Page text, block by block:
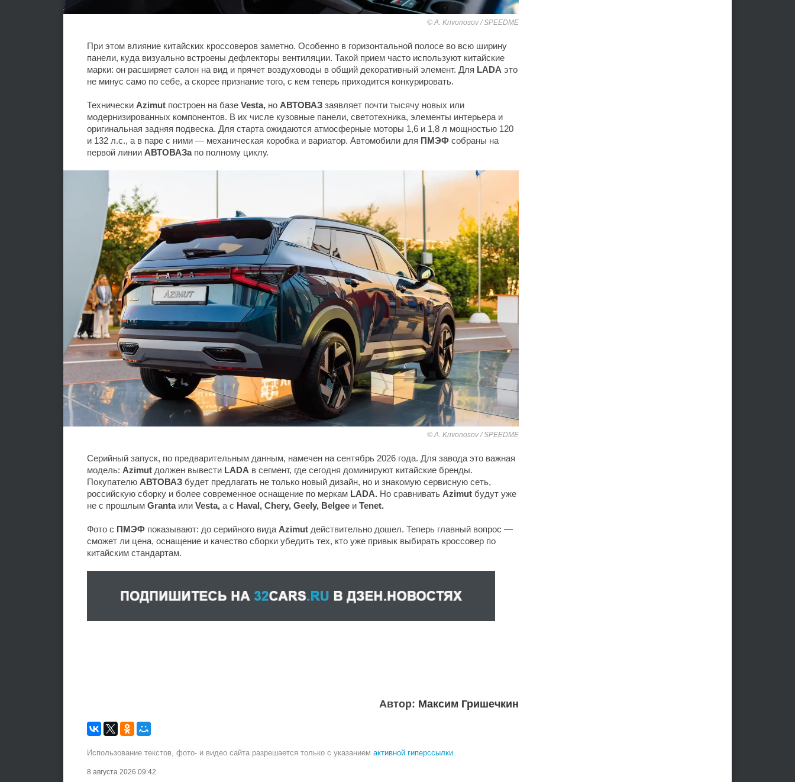
A. Krivonosov / SPEEDME
При этом влияние китайских кроссоверов заметно. Особенно в горизонтальной полосе во всю ширину
панели, куда визуально встроены дефлекторы вентиляции. Такой прием часто используют китайские
марки: он расширяет салон на вид и прячет воздуховоды в общий декоративный элемент. Для LADA это
не минус само по себе, а скорее признание того, с кем теперь приходится конкурировать.
Технически Azimut построен на базе Vesta, но АВТОВАЗ заявляет почти тысячу новых или
модернизированных компонентов. В их числе кузовные панели, светотехника, элементы интерьера и
оригинальная задняя подвеска. Для старта ожидаются атмосферные моторы 1,6 и 1,8 л мощностью 120
и 132 л.с., а в паре с ними — механическая коробка и вариатор. Автомобили для ПМЭФ собраны на
первой линии АВТОВАЗапо полному циклу.
A. Krivonosov / SPEEDME
Серийный запуск, по предварительным данным, намечен на сентябрь 2026 года. Для завода это важная
модель: Azimut должен вывести LADA в сегмент, где сегодня доминируют китайские бренды.
Покупателю АВТОВАЗ будет предлагать не только новый дизайн, но и знакомую сервисную сеть,
российскую сборку и более современное оснащение по меркам LADA. Но сравнивать Azimut будут уже
не с прошлым Grantaили Vesta, а с Haval, Chery, Geely, Belgee и Tenet.
Фото с ПМЭФ показывают: до серийного вида Azimut действительно дошел. Теперь главный вопрос —
сможет ли цена, оснащение и качество сборки убедить тех, кто уже привык выбирать кроссовер по
китайским стандартам.
Автор: Максим Гришечкин
Использование текстов, фото- и видео сайта разрешается только с указанием активной гиперссылки
8 августа 2026 09:42